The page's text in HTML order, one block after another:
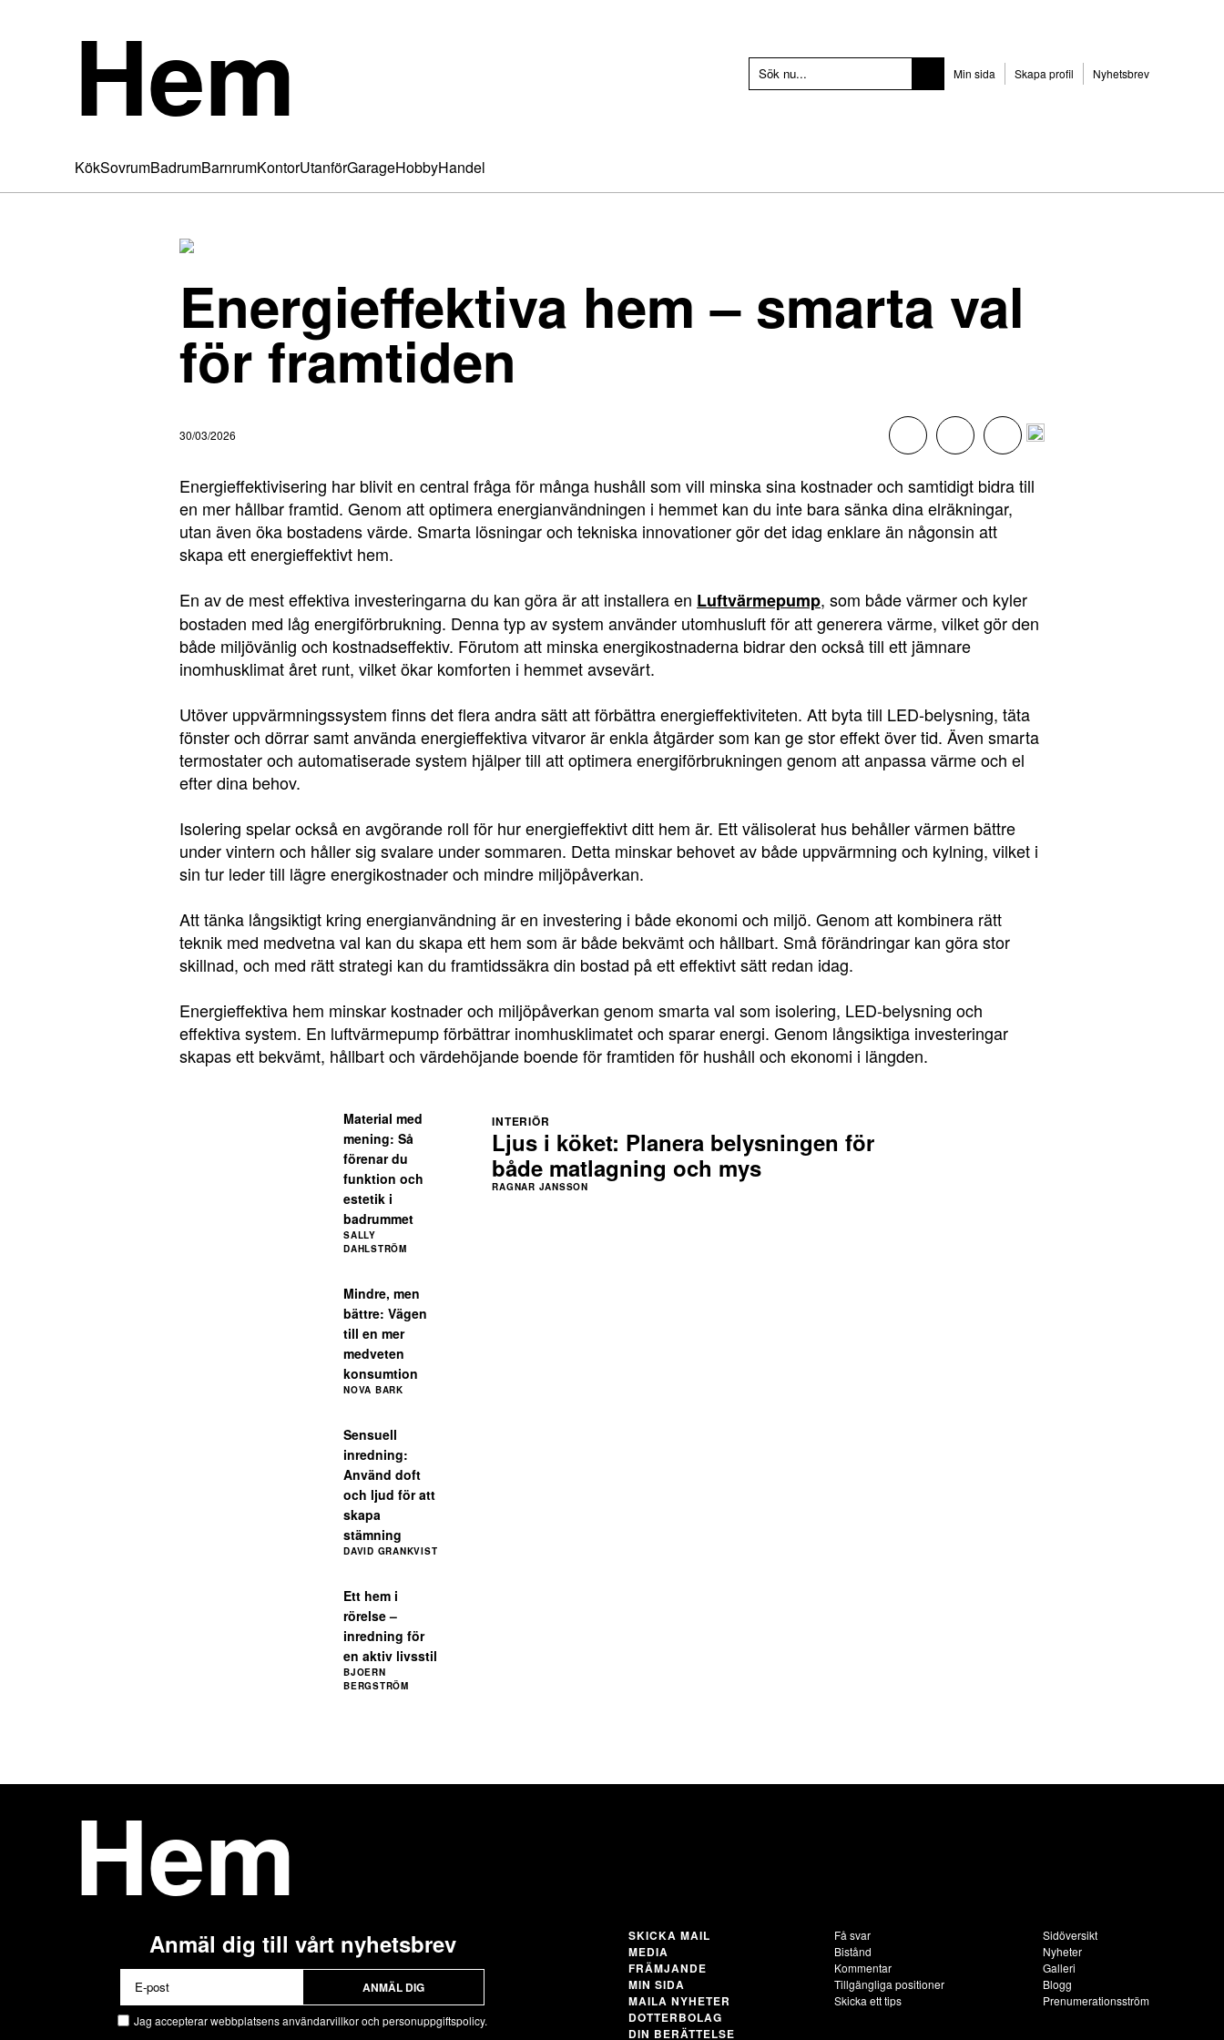
Hem Min sida Skapa profil Nyhetsbrev
KökSovrumBadrumBarnrumKontorUtanförGarageHobbyHandel
Energieffektiva hem – smarta val
för framtiden
30/03/2026
Energieffektivisering har blivit en central fråga för många hushåll som vill minska sina kostnader och samtidigt bidra till
en mer hållbar framtid. Genom att optimera energianvändningen i hemmet kan du inte bara sänka dina elräkningar,
utan även öka bostadens värde. Smarta lösningar och tekniska innovationer gör det idag enklare än någonsin att
skapa ett energieffektivt hem.
En av de mest effektiva investeringarna du kan göra är att installera en Luftvärmepump, som både värmer och kyler
bostaden med låg energiförbrukning. Denna typ av system använder utomhusluft för att generera värme, vilket gör den
både miljövänlig och kostnadseffektiv. Förutom att minska energikostnaderna bidrar den också till ett jämnare
inomhusklimat året runt, vilket ökar komforten i hemmet avsevärt.
Utöver uppvärmningssystem finns det flera andra sätt att förbättra energieffektiviteten. Att byta till LED-belysning, täta
fönster och dörrar samt använda energieffektiva vitvaror är enkla åtgärder som kan ge stor effekt över tid. Även smarta
termostater och automatiserade system hjälper till att optimera energiförbrukningen genom att anpassa värme och el
efter dina behov.
Isolering spelar också en avgörande roll för hur energieffektivt ditt hem är. Ett välisolerat hus behåller värmen bättre
under vintern och håller sig svalare under sommaren. Detta minskar behovet av både uppvärmning och kylning, vilket i
sin tur leder till lägre energikostnader och mindre miljöpåverkan.
Att tänka långsiktigt kring energianvändning är en investering i både ekonomi och miljö. Genom att kombinera rätt
teknik med medvetna val kan du skapa ett hem som är både bekvämt och hållbart. Små förändringar kan göra stor
skillnad, och med rätt strategi kan du framtidssäkra din bostad på ett effektivt sätt redan idag.
Energieffektiva hem minskar kostnader och miljöpåverkan genom smarta val som isolering, LED-belysning och
effektiva system. En luftvärmepump förbättrar inomhusklimatet och sparar energi. Genom långsiktiga investeringar
skapas ett bekvämt, hållbart och värdehöjande boende för framtiden för hushåll och ekonomi i längden.
Material med
mening: Så
förenar du
funktion och
estetik i
badrummet
SALLY
DAHLSTRÖM
Mindre, men
bättre: Vägen
till en mer
medveten
konsumtion
NOVA BARK
Sensuell
inredning:
Använd doft
och ljud för att
skapa
stämning
DAVID GRANKVIST
Ett hem i
rörelse –
inredning för
en aktiv livsstil
BJOERN
BERGSTRÖM
Ljus i köket: Planera belysningen för
både matlagning och mys
INTERIÖR
RAGNAR JANSSON
Hem
Anmäl dig till vårt nyhetsbrev
ANMÄL DIG
Jag accepterar webbplatsens användarvillkor och personuppgiftspolicy.
SKICKA MAIL
MEDIA
FRÄMJANDE
MIN SIDA
MAILA NYHETER
DOTTERBOLAG
DIN BERÄTTELSE
Få svar
Bistånd
Kommentar
Tillgängliga positioner
Skicka ett tips
Sidöversikt
Nyheter
Galleri
Blogg
Prenumerationsström